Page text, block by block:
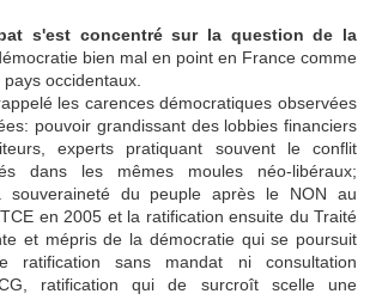
s'est concentré sur la question de la
bien mal en point en France comme
occidentaux.
les carences démocratiques observées
pouvoir grandissant des lobbies financiers
experts pratiquant souvent le conflit
dans les mêmes moules néo-libéraux;
souveraineté du peuple après le NON au
en 2005 et la ratification ensuite du Traité
et mépris de la démocratie qui se poursuit
ratification sans mandat ni consultation
ratification qui de surcroît scelle une